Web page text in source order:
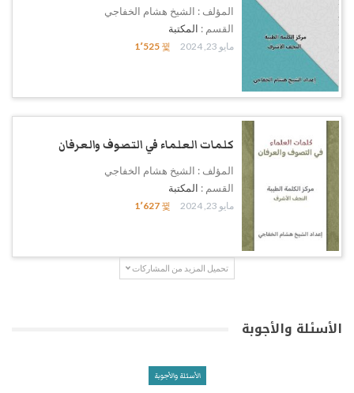
المؤلف : الشيخ هشام الخفاجي
القسم : المكتبة
مايو 23, 2024 1٬525
كلمات العلماء في التصوف والعرفان
المؤلف : الشيخ هشام الخفاجي
القسم : المكتبة
مايو 23, 2024 1٬627
تحميل المزيد من المشاركات
الأسئلة والأجوبة
الأسئلة والأجوبة